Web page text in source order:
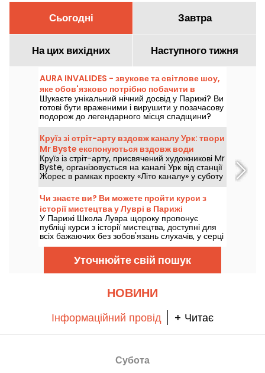
Сьогодні Завтра
На цих вихідних Наступного тижня
AURA INVALIDES - звукове та світлове шоу,
яке обов'язково потрібно побачити в
Парижі
Шукаєте унікальний нічний досвід у Парижі? Ви
готові бути враженими і вирушити у позачасову
подорож до легендарного місця спадщини?
Приходьте та відкрийте для себе AURA
INVALIDES - звукове та світлове шоу в
легендарному Домі Інвалідів з настанням ночі.
Це феєричне дійство в самому серці Дому, яке
сподобається як молодим, так і старим.
Круїз зі стріт-арту вздовж каналу Урк: твори
Mr Byste експонуються вздовж води
Круїз із стріт-арту, присвячений художникові Mr
Byste, організовується на каналі Урк від станції
Жорес в рамках проекту «Літо каналу» у суботу
8 серпня 2026 року. У програмі: виставка на
борту, екскурсія з гідом до фресок, що видно з
води, та знайомство з унікальним світом його
трафаретів.
Чи знаєте ви? Ви можете пройти курси з
історії мистецтва у Луврі в Парижі
У Парижі Школа Лувра щороку пропонує
публіці курси з історії мистецтва, доступні для
всіх бажаючих без зобов'язань слухачів, у серці
палацу Лувр, з вересня по червень. Також
музей час від часу проводить безкоштовні
лекції. Щоб стати справжнім експертом з історії
мистецтва!
Уточнюйте свій пошук
НОВИНИ
Інформаційний провід + Читає
Субота